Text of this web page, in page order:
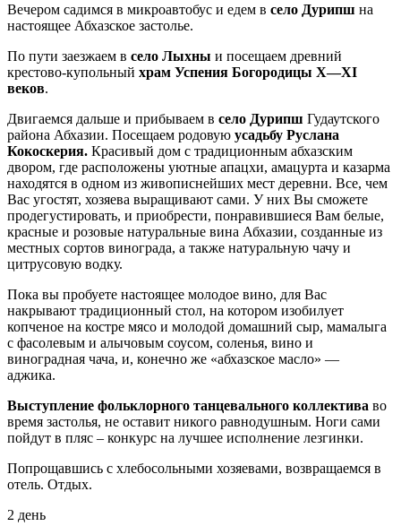
Вечером садимся в микроавтобус и едем в село Дурипш на
настоящее Абхазское застолье.
По пути заезжаем в село Лыхны и посещаем древний
крестово-купольный храм Успения Богородицы X—XI
веков.
Двигаемся дальше и прибываем в село Дурипш Гудаутского
района Абхазии. Посещаем родовую усадьбу Руслана
Кокоскерия. Красивый дом с традиционным абхазским
двором, где расположены уютные апацхи, амацурта и казарма
находятся в одном из живописнейших мест деревни. Все, чем
Вас угостят, хозяева выращивают сами. У них Вы сможете
продегустировать, и приобрести, понравившиеся Вам белые,
красные и розовые натуральные вина Абхазии, созданные из
местных сортов винограда, а также натуральную чачу и
цитрусовую водку.
Пока вы пробуете настоящее молодое вино, для Вас
накрывают традиционный стол, на котором изобилует
копченое на костре мясо и молодой домашний сыр, мамалыга
с фасолевым и алычовым соусом, соленья, вино и
виноградная чача, и, конечно же «абхазское масло» —
аджика.
Выступление фольклорного танцевального коллектива во
время застолья, не оставит никого равнодушным. Ноги сами
пойдут в пляс – конкурс на лучшее исполнение лезгинки.
Попрощавшись с хлебосольными хозяевами, возвращаемся в
отель. Отдых.
2 день